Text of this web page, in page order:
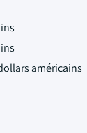
américains